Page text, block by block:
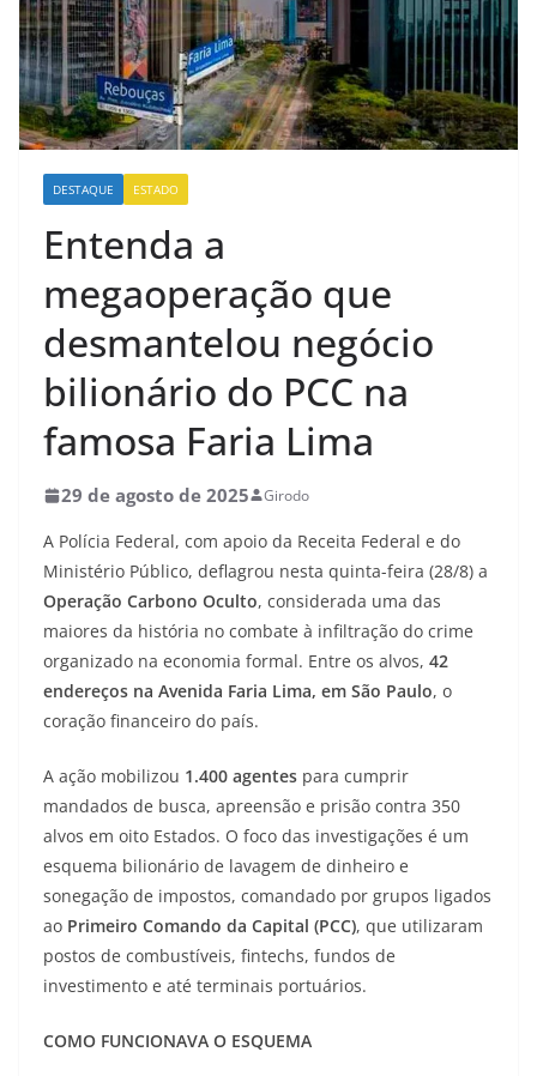
DESTAQUE ESTADO
Entenda a
megaoperação que
desmantelou negócio
bilionário do PCC na
famosa Faria Lima
29 de agosto de 2025 Girodo
A Polícia Federal, com apoio da Receita Federal e do
Ministério Público, deflagrou nesta quinta-feira (28/8) a
Operação Carbono Oculto, considerada uma das
maiores da história no combate à infiltração do crime
organizado na economia formal. Entre os alvos, 42
endereços na Avenida Faria Lima, em São Paulo, o
coração financeiro do país.
A ação mobilizou 1.400 agentes para cumprir
mandados de busca, apreensão e prisão contra 350
alvos em oito Estados. O foco das investigações é um
esquema bilionário de lavagem de dinheiro e
sonegação de impostos, comandado por grupos ligados
ao Primeiro Comando da Capital (PCC), que utilizaram
postos de combustíveis, fintechs, fundos de
investimento e até terminais portuários.
COMO FUNCIONAVA O ESQUEMA